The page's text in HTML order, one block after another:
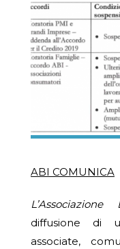
ABI COMUNICA
diffusione di
associate,